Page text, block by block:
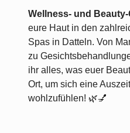
Wellness- und Beauty-
eure Haut in den
Spas in Datteln. Von
zu
ihr alles, was euer
Ort, um sich eine
wohlzufühlen! 🌿💅